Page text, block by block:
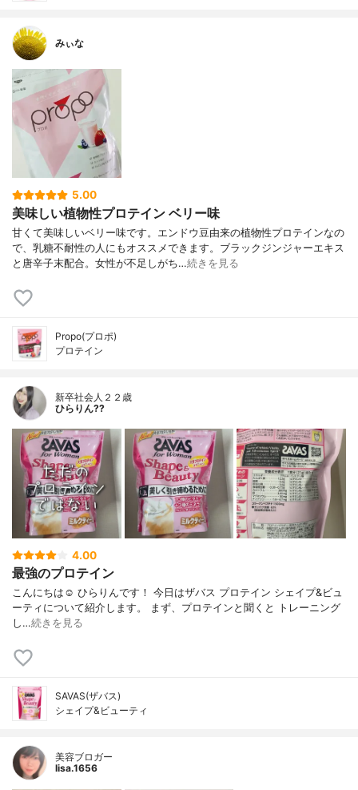
みぃな
5.00
美味しい植物性プロテイン ベリー味
甘くて美味しいベリー味です。エンドウ豆由来の植物性プロテインなの
で、乳糖不耐性の人にもオススメできます。ブラックジンジャーエキス
と唐辛子末配合。女性が不足しがち…続きを見る
Propo(プロポ)
プロテイン
新卒社会人２２歳
ひらりん??
4.00
最強のプロテイン
こんにちは☺️ ひらりんです！ 今日はザバス プロテイン シェイプ&ビュ
ーティについて紹介します。 まず、プロテインと聞くと トレーニング
し…続きを見る
SAVAS(ザバス)
シェイプ&ビューティ
美容ブロガー
lisa.1656